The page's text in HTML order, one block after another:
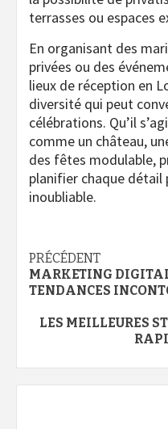
terrasses ou espaces
En organisant des
privées ou des
lieux de réception en
diversité qui peut
célébrations. Qu’il
comme un château,
des fêtes modulable,
planifier chaque détail
inoubliable.
Navigation
d’article
PRÉCÉDENT
MARKETING
TENDANCES
LES MEILLEURES